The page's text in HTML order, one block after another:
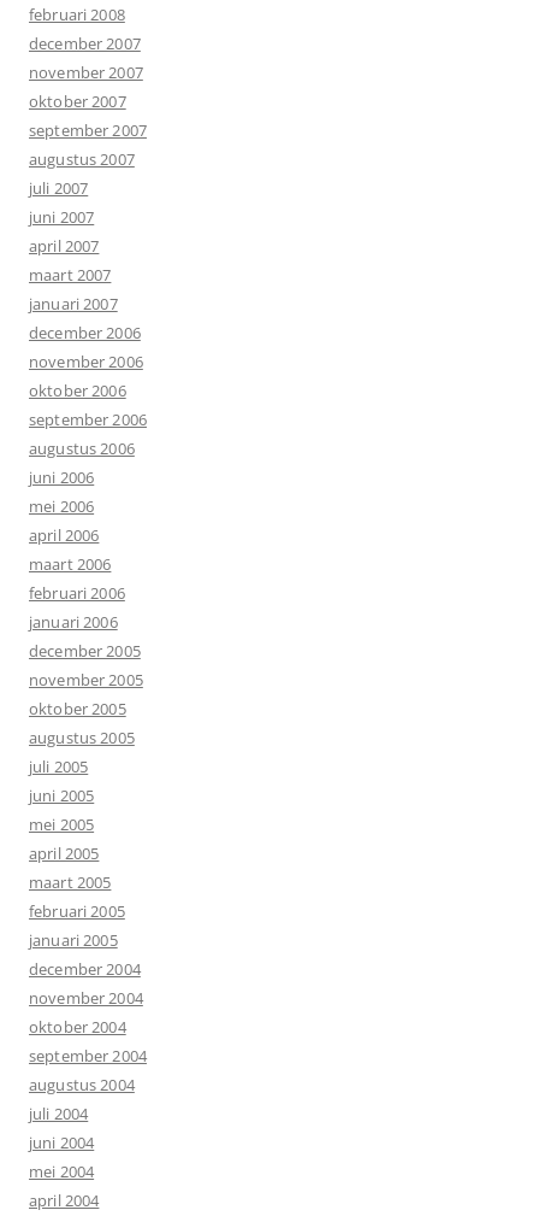
februari 2008
december 2007
november 2007
oktober 2007
september 2007
augustus 2007
juli 2007
juni 2007
april 2007
maart 2007
januari 2007
december 2006
november 2006
oktober 2006
september 2006
augustus 2006
juni 2006
mei 2006
april 2006
maart 2006
februari 2006
januari 2006
december 2005
november 2005
oktober 2005
augustus 2005
juli 2005
juni 2005
mei 2005
april 2005
maart 2005
februari 2005
januari 2005
december 2004
november 2004
oktober 2004
september 2004
augustus 2004
juli 2004
juni 2004
mei 2004
april 2004